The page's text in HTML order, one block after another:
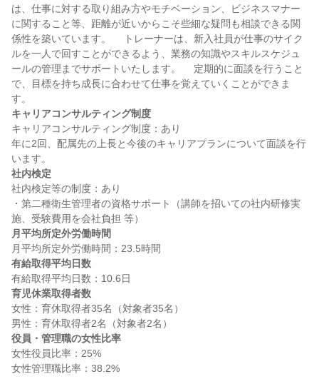
は、仕事に対する取り組み方やモチベーション、ビジネスマナー
に関すること等、距離が近いからこそ些細な疑問も相談できる関
係性を築いています。 　トレーナーは、新入社員が仕事のサイク
ルを一人で回すことができるよう、業務の知識やスキルスケジュ
ールの管理までサポートいたします。 　定期的に面談を行うこと
で、目標を持ち成長に合わせて仕事を覚えていくことができま
キャリアコンサルティング制度
キャリアコンサルティング制度：あり
年に2回、配属先の上長と今後のキャリアプランについて面談を行
社内検定
社内検定等の制度：あり
・第二種衛生管理者の資格サポート（講師を招いての社内研修実
月平均所定外労働時間
有給取得平均日数
育児休業取得者数
女性：育休取得者35名（対象者35名）
役員・管理職の女性比率
女性役員比率：25%